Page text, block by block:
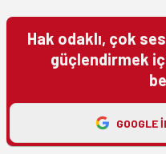
Hak odaklı, çok
güçlendirmek
GOOGLE